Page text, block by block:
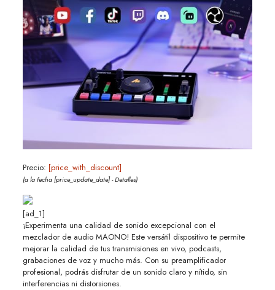
Precio: [price_with_discount]
(a la fecha [price_update_date] -Detalles)
[ad_1]
¡Experimenta una calidad de sonido excepcional con el
mezclador de audio MAONO! Este versátil dispositivo te permite
mejorar la calidad de tus transmisiones en vivo, podcasts,
grabaciones de voz y mucho más. Con su preamplificador
profesional, podrás disfrutar de un sonido claro y nítido, sin
interferencias ni distorsiones.